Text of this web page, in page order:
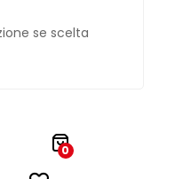
se scelta
0